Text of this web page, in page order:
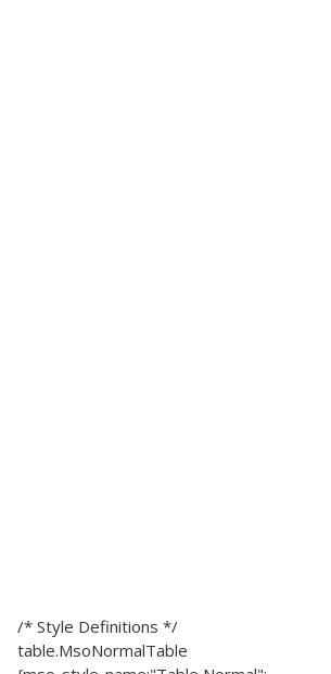
/* Style Definitions */
table.MsoNormalTable